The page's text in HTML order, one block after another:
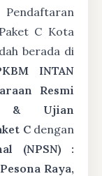
C Kota
berada di
INTAN
Resmi
& Ujian
Cdengan
(NPSN) :
Raya,